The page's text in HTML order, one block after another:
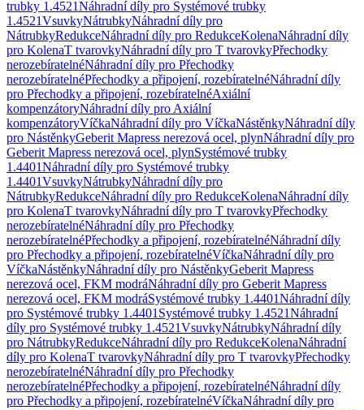
trubky 1.4521Náhradní díly pro Systémové trubky
1.4521VsuvkyNátrubkyNáhradní díly pro
NátrubkyRedukceNáhradní díly pro RedukceKolenaNáhradní díly
pro KolenaT tvarovkyNáhradní díly pro T tvarovkyPřechodky
nerozebíratelnéNáhradní díly pro Přechodky
nerozebíratelnéPřechodky a připojení, rozebíratelnéNáhradní díly
pro Přechodky a připojení, rozebíratelnéAxiální
kompenzátoryNáhradní díly pro Axiální
kompenzátoryVíčkaNáhradní díly pro VíčkaNástěnkyNáhradní díly
pro NástěnkyGeberit Mapress nerezová ocel, plynNáhradní díly pro
Geberit Mapress nerezová ocel, plynSystémové trubky
1.4401Náhradní díly pro Systémové trubky
1.4401VsuvkyNátrubkyNáhradní díly pro
NátrubkyRedukceNáhradní díly pro RedukceKolenaNáhradní díly
pro KolenaT tvarovkyNáhradní díly pro T tvarovkyPřechodky
nerozebíratelnéNáhradní díly pro Přechodky
nerozebíratelnéPřechodky a připojení, rozebíratelnéNáhradní díly
pro Přechodky a připojení, rozebíratelnéVíčkaNáhradní díly pro
VíčkaNástěnkyNáhradní díly pro NástěnkyGeberit Mapress
nerezová ocel, FKM modráNáhradní díly pro Geberit Mapress
nerezová ocel, FKM modráSystémové trubky 1.4401Náhradní díly
pro Systémové trubky 1.4401 Systémové trubky 1.4521Náhradní
díly pro Systémové trubky 1.4521VsuvkyNátrubkyNáhradní díly
pro NátrubkyRedukceNáhradní díly pro RedukceKolenaNáhradní
díly pro KolenaT tvarovkyNáhradní díly pro T tvarovkyPřechodky
nerozebíratelnéNáhradní díly pro Přechodky
nerozebíratelnéPřechodky a připojení, rozebíratelnéNáhradní díly
pro Přechodky a připojení, rozebíratelnéVíčkaNáhradní díly pro